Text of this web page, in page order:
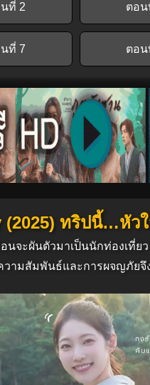
ที่ 2 ตอน
ที่ 7 ตอน
ทริปนี้…หัว
นจะผันตัวมาเป็นนักท่องเ
วามสัมพันธ์และการผจญภัย